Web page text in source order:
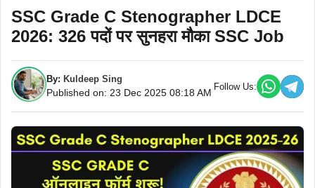
SSC Grade C Stenographer LDCE
2026: 326 पदों पर सुनहरा मौका SSC Job
By: Kuldeep Sing
Published on: 23 Dec 2025 08:18 AM
Follow Us: